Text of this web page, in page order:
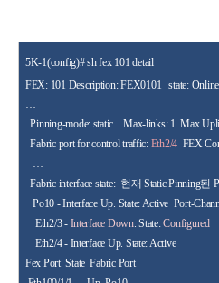
5K-1(config)# sh fex 101 detail
FEX: 101 Description: FEX0101
state: Online
…
Pinning-mode: static
Max-links: 1 Max
Fabric port for control traffic: Eth2/4 FEX
…
Fabric interface state: 현재Static Pinning된
Po10 - Interface Up. State: Active Port-
Eth2/3- Interface Down. State:Configured
Eth2/4 - Interface Up. State:Active
Fex Port State Fabric Port